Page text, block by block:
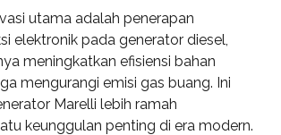
utama adalah penerapan
elektronik pada generator diesel,
meningkatkan efisiensi bahan
mengurangi emisi gas buang. Ini
Marelli lebih ramah
keunggulan penting di era modern.